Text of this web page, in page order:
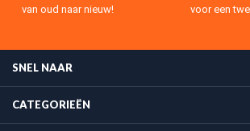
van oud naar nieuw!
voor een
SNEL NAAR
CATEGORIEËN